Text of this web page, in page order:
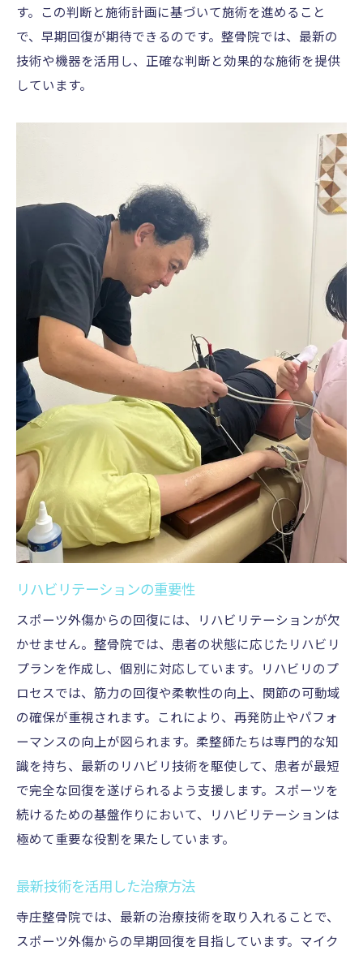
整骨院でのスポーツ外傷治療一人ひとりに合わ
せたアプローチ
個別カウンセリングの重要性
患者のニーズに応じた施術
寺庄整骨院の症例紹介
治療後の生活指導
整骨院の土日営業スポーツ外傷への柔軟な対応
平日忙しい方への配慮
土日に利用できるメリット
リラックスした治療環境
整骨院の営業時間と予約方法
家族で通える整骨院
地域住民に愛される理由
整骨院で受けるオーダーメイド施術スポーツ外
傷の回復をサポート
一人ひとりに最適化された治療
最新の施術技術紹介
施術例とその効果
寺庄整骨院の治療哲学
オーダーメイド施術の利点
患者の声と成功事例
スポーツ外傷に強い整骨院伊賀市と甲賀市で選
ばれる理由
地域での評判と信頼性
豊富な実績と経験
患者中心の治療方針
伊賀市と甲賀市の患者事例
地域イベントと整骨院の関わり
す。この判断と施術計画に基づいて施術を進めること
で、早期回復が期待できるのです。整骨院では、最新の
技術や機器を活用し、正確な判断と効果的な施術を提供
しています。
リハビリテーションの重要性
スポーツ外傷からの回復には、リハビリテーションが欠
かせません。整骨院では、患者の状態に応じたリハビリ
プランを作成し、個別に対応しています。リハビリのプ
ロセスでは、筋力の回復や柔軟性の向上、関節の可動域
の確保が重視されます。これにより、再発防止やパフォ
ーマンスの向上が図られます。柔整師たちは専門的な知
識を持ち、最新のリハビリ技術を駆使して、患者が最短
で完全な回復を遂げられるよう支援します。スポーツを
続けるための基盤作りにおいて、リハビリテーションは
極めて重要な役割を果たしています。
最新技術を活用した治療方法
寺庄整骨院では、最新の治療技術を取り入れることで、
スポーツ外傷からの早期回復を目指しています。マイク